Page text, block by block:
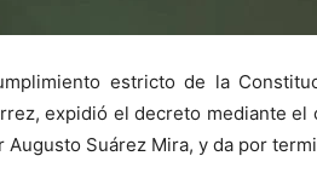
estricto de la
expidió el decreto mediante
Augusto Suárez Mira, y da por